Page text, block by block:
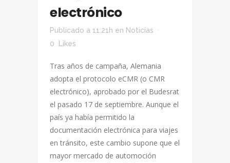
electrónico
Publicado a 11:21h en Noticias
0
Likes
Tras años de campaña, Alemania
adopta el protocolo eCMR (o CMR
electrónico), aprobado por el Budesrat
el pasado 17 de septiembre. Aunque el
país ya había permitido la
documentación electrónica para viajes
en tránsito, este cambio supone que el
mayor mercado de automoción